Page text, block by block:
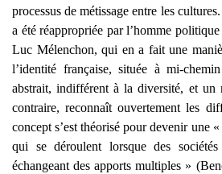
processus de métissage entre les
a été réappropriée par l’homme
Luc Mélenchon, qui en a fait une
l’identité française, située à mi-
abstrait, indifférent à la diversité, et un
contraire, reconnaît ouvertement les
concept s’est théorisé pour devenir une
qui se déroulent lorsque des
échangeant des apports multiples »